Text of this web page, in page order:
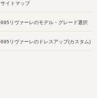
サイトマップ
695リヴァーレのモデル・グレード選択
695リヴァーレのドレスアップ(カスタム)